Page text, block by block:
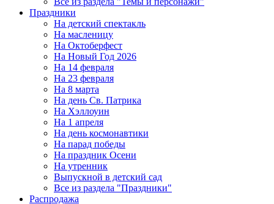
Праздники
На детский спектакль
На масленицу
На Октоберфест
На Новый Год 2026
На 14 февраля
На 23 февраля
На 8 марта
На день Св. Патрика
На Хэллоуин
На 1 апреля
На день космонавтики
На парад победы
На праздник Осени
На утренник
Выпускной в детский сад
Все из раздела "Праздники"
Распродажа